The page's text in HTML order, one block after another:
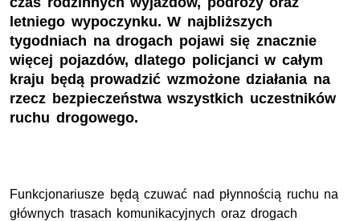
letniego wypoczynku. W najbliższych
tygodniach na drogach pojawi się znacznie
więcej pojazdów, dlatego policjanci w całym
kraju będą prowadzić wzmożone działania na
rzecz bezpieczeństwa wszystkich uczestników
ruchu drogowego.
Funkcjonariusze będą czuwać nad płynnością ruchu na
głównych trasach komunikacyjnych oraz drogach